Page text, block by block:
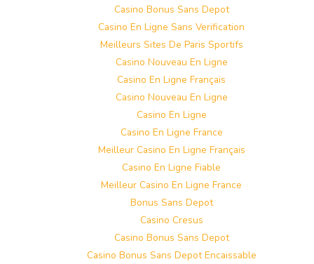
Casino Bonus Sans Depot
Casino En Ligne Sans Verification
Meilleurs Sites De Paris Sportifs
Casino Nouveau En Ligne
Casino En Ligne Français
Casino Nouveau En Ligne
Casino En Ligne
Casino En Ligne France
Meilleur Casino En Ligne Français
Casino En Ligne Fiable
Meilleur Casino En Ligne France
Bonus Sans Depot
Casino Cresus
Casino Bonus Sans Depot
Casino Bonus Sans Depot Encaissable